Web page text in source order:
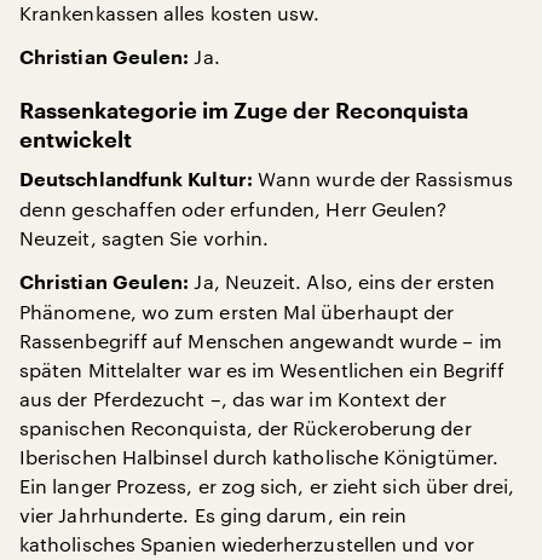
Krankenkassen alles kosten usw.
Christian Geulen: Ja.
Rassenkategorie im Zuge der Reconquista
entwickelt
Deutschlandfunk Kultur: Wann wurde der Rassismus
denn geschaffen oder erfunden, Herr Geulen?
Neuzeit, sagten Sie vorhin.
Christian Geulen: Ja, Neuzeit. Also, eins der ersten
Phänomene, wo zum ersten Mal überhaupt der
Rassenbegriff auf Menschen angewandt wurde – im
späten Mittelalter war es im Wesentlichen ein Begriff
aus der Pferdezucht –, das war im Kontext der
spanischen Reconquista, der Rückeroberung der
Iberischen Halbinsel durch katholische Königtümer.
Ein langer Prozess, er zog sich, er zieht sich über drei,
vier Jahrhunderte. Es ging darum, ein rein
katholisches Spanien wiederherzustellen und vor